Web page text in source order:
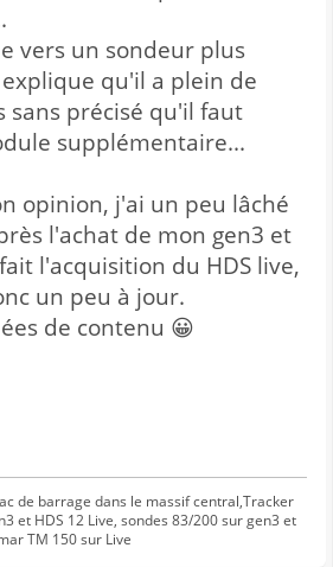
vers un sondeur plus
qu'il a plein de
sans précisé qu'il faut
supplémentaire...
opinion, j'ai un peu lâché
l'achat de mon gen3 et
l'acquisition du HDS live,
un peu à jour.
de contenu 😀
de barrage dans le massif central,Tracker
et HDS 12 Live, sondes 83/200 sur gen3 et
TM 150 sur Live